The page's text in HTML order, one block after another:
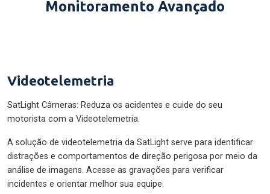
Monitoramento Avançado
Videotelemetria
SatLight Câmeras: Reduza os acidentes e cuide do seu
motorista com a Videotelemetria.
A solução de videotelemetria da SatLight serve para identificar
distrações e comportamentos de direção perigosa por meio da
análise de imagens. Acesse as gravações para verificar
incidentes e orientar melhor sua equipe.